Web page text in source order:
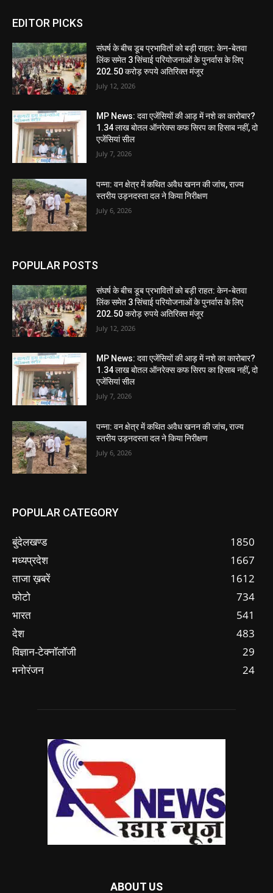
EDITOR PICKS
संघर्ष के बीच डूब प्रभावितों को बड़ी राहत: केन-बेतवा
लिंक समेत 3 सिंचाई परियोजनाओं के पुनर्वास के लिए
202.50 करोड़ रुपये अतिरिक्त मंजूर
July 12, 2026
MP News: दवा एजेंसियों की आड़ में नशे का कारोबार?
1.34 लाख बोतल ऑनरेक्स कफ सिरप का हिसाब नहीं, दो
एजेंसियां सील
July 7, 2026
पन्ना: वन क्षेत्र में कथित अवैध खनन की जांच, राज्य
स्तरीय उड़नदस्ता दल ने किया निरीक्षण
July 6, 2026
POPULAR POSTS
संघर्ष के बीच डूब प्रभावितों को बड़ी राहत: केन-बेतवा
लिंक समेत 3 सिंचाई परियोजनाओं के पुनर्वास के लिए
202.50 करोड़ रुपये अतिरिक्त मंजूर
July 12, 2026
MP News: दवा एजेंसियों की आड़ में नशे का कारोबार?
1.34 लाख बोतल ऑनरेक्स कफ सिरप का हिसाब नहीं, दो
एजेंसियां सील
July 7, 2026
पन्ना: वन क्षेत्र में कथित अवैध खनन की जांच, राज्य
स्तरीय उड़नदस्ता दल ने किया निरीक्षण
July 6, 2026
POPULAR CATEGORY
बुंदेलखण्ड
1850
मध्यप्रदेश
1667
ताजा ख़बरें
1612
फोटो
734
भारत
541
देश
483
विज्ञान-टेक्नॉलॉजी
29
मनोरंजन
24
ABOUT US